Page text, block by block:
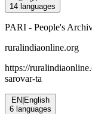
14 languages
PARI - People's
ruralindiaonline.org
https://
sarovar-ta
EN|English
6 languages